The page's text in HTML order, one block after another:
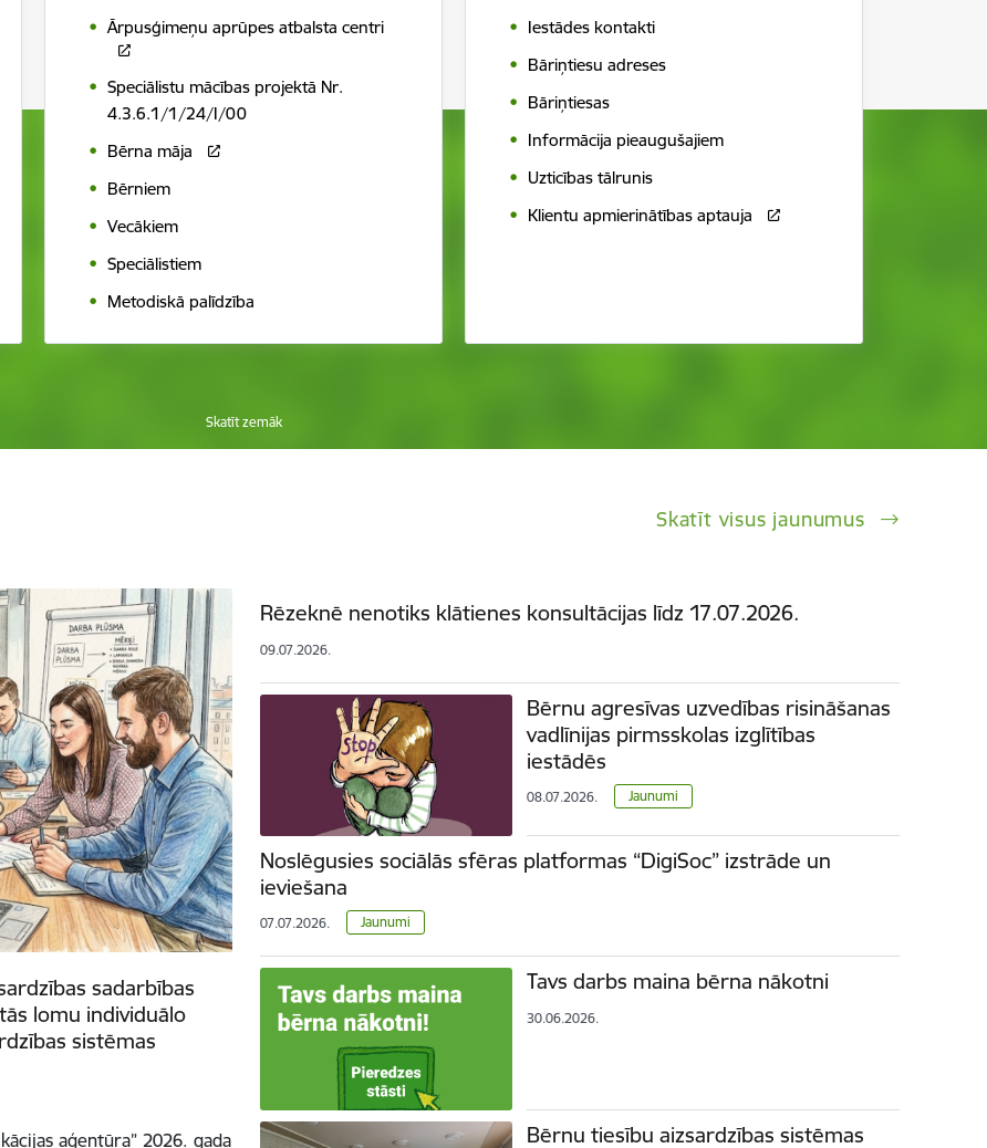
Ārpusģimeņu aprūpes atbalsta centri
Speciālistu mācības projektā Nr.
4.3.6.1/1/24/I/00
Bērna māja
Bērniem
Vecākiem
Speciālistiem
Metodiskā palīdzība
Iestādes kontakti
Bāriņtiesu adreses
Bāriņtiesas
Informācija pieaugušajiem
Uzticības tālrunis
Klientu apmierinātības aptauja
Skatīt zemāk
Skatīt visus jaunumus
sadarbības
lomu individuālo
sistēmas
aģentūra” 2026. gada
Rēzeknē nenotiks klātienes konsultācijas līdz 17.07.2026.
09.07.2026.
Bērnu agresīvas uzvedības risināšanas
vadlīnijas pirmsskolas izglītības
iestādēs
08.07.2026. Jaunumi
Noslēgusies sociālās sfēras platformas “DigiSoc” izstrāde un
ieviešana
07.07.2026. Jaunumi
Tavs darbs maina bērna nākotni
30.06.2026.
Bērnu tiesību aizsardzības sistēmas